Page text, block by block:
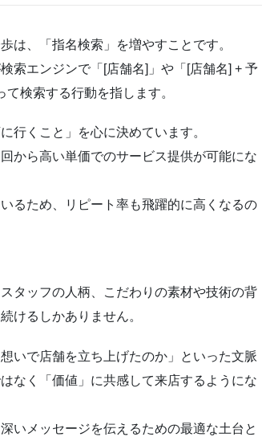
は、「指名検索」を増やすことです。
索エンジンで「[店舗名]」や「[店舗名] + 予
検索する行動を指します。
行くこと」を心に決めています。
から高い単価でのサービス提供が可能にな
るため、リピート率も飛躍的に高くなるの
タッフの人柄、こだわりの素材や技術の背
けるしかありません。
いで店舗を立ち上げたのか」といった文脈
なく「価値」に共感して来店するようにな
いメッセージを伝えるための最適な土台と